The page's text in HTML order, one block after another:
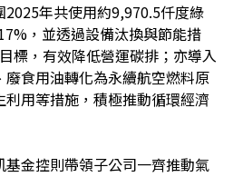
年共使用約9,970.5仟度綠
，並透過設備汰換與節能措
標，有效降低營運碳排；亦導入
廢食用油轉化為永續航空燃料原
用等措施，積極推動循環經濟
金控則帶領子公司一齊推動氣